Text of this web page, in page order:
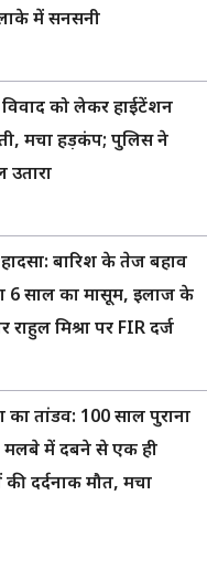
में सनसनी
को लेकर हाईटेंशन
मचा हड़कंप; पुलिस ने
बारिश के तेज बहाव
6 साल का मासूम, इलाज के
राहुल मिश्रा पर FIR दर्ज
का तांडव: 100 साल पुराना
मलबे में दबने से एक ही
की दर्दनाक मौत, मचा